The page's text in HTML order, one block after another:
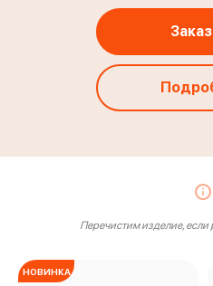
Перечистим изделие, если
НОВИНКА